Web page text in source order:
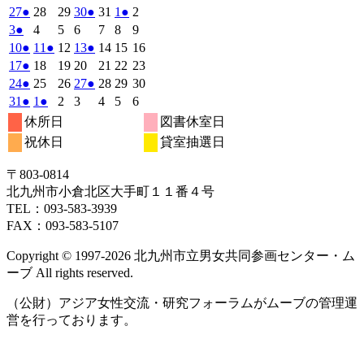
曜
日
曜
日
曜
日
曜
日
曜
日
曜
日
272026
年
7
月
27
日
● (1
件
の
イ
ベ
ン
ト)
282026
7
月
日
292026
年
7
月
29
日
302026
7
月
30
日
● (1
件
の
イ
ベ
ン
31 2026
年
7
月
31
日
1 2026
年
8
月
1
日
● (1
件
の
イ
ベ
ン
ト)
2
年
8
月
2
日
32026
年
8
月
3
日
●
件
の
イ
ベ
ン
ト)
42026
年
8
月
4
日
52026
年
8
月
5
日
62026
年
8
月
6
日
72026
年
8
月
7
日
82026
年
8
月
8
日
92026
年
8
月
9
日
102026
年
8
月
10
日
● (1
件
の
イ
ベ
ン
ト)
11 2026
11
日
● (1
件
の
イ
ベ
ン
ト)
12 2026
年
8
月
12
132026
年
8
月
● (1
件
の
イ
142026
年
8
月
14
152026
年
8
月
15
162026
8
16
172026
年
8
月
17
日
● (1
件
の
イ
ベ
ン
182026
月
18
日
192026
年
8
202026
年
21 2026
年
8
22 2026
年
232026
年
月
242026
年
8
月
24
● (1
件
の
イ
ベ
ト)
252026
年
8
月
25
262026
年
272026
● (1
件
ト)
282026
年
292026
年
302026
8
月
31 2026
年
8
月
日
● (1
件
の
イ
ベ
ン
ト)
1 2026
年
9
月
日
●
件
の
イ
ベ
ン
ト)
2 2026
日
32026
42026
52026
62026
年
9
休所日
図書休室日
祝休日
貸室抽選日
〒803‐0814
北九州市小倉北区大手町１１番４号
TEL：093‐583‐3939
FAX：093‐583‐5107
Copyright © 1997‐2026 北九州市立男女共同参画センター・ム
ーブ All rights reserved.
（公財）アジア女性交流・研究フォーラムがムーブの管理運
営を行っております。